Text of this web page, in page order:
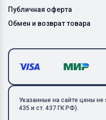
Публичная оферта
Обмен и возврат товара
Указанные на сайте цены не
435 и ст. 437 ГК РФ).